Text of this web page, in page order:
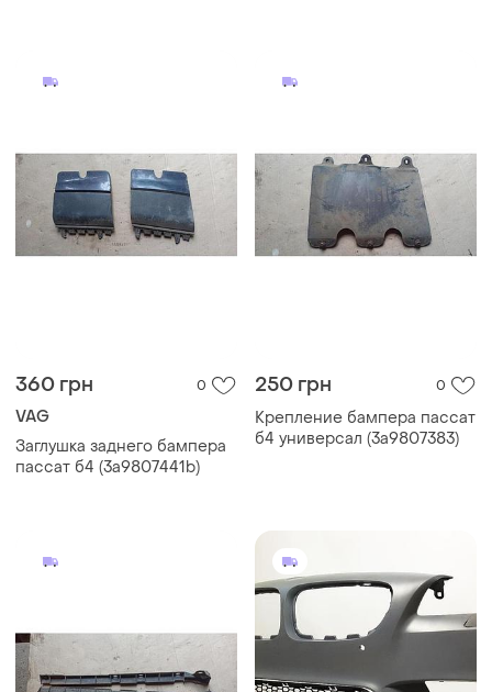
360 грн 0
VAG
Заглушка заднего бампера
пассат б4 (3a9807441b)
250 грн 0
Крепление бампера пассат
б4 универсал (3a9807383)